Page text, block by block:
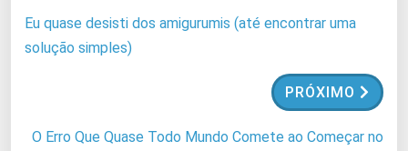
.
Eu quase desisti dos amigurumis (até encontrar uma
solução simples)
PRÓXIMO
O Erro Que Quase Todo Mundo Comete ao Começar no